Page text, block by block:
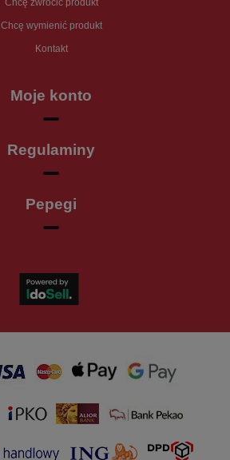
Chcę zwrócić produkt
Chcę wymienić produkt
Kontakt
Moje konto
Regulaminy
Pepegi